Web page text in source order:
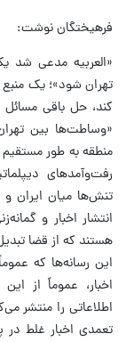
فرهیختگان نوشت:
«العربیه مدعی شد
تهران شود»؛ یک منبع
کند، حل باقی مسائل
«وساطت‌ها بین
منطقه به طور
رفت‌وآمدهای
تنش‌ها میان ایران و
انتشار اخبار و
هستند که از قضا
این رسانه‌ها که
اخبار، عموماً از
اطلاعاتی را منتشر
تعمدی اخبار غلط